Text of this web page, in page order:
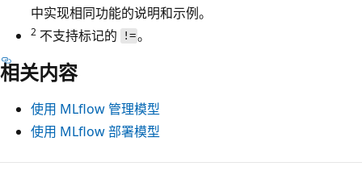
中实现相同功能的说明和示例。
2 不支持标记的 !=。
相关内容
使用 MLflow 管理模型
使用 MLflow 部署模型